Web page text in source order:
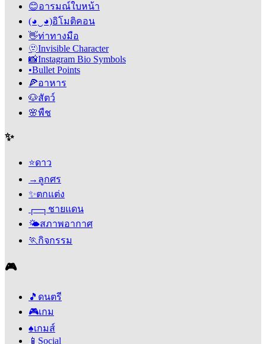
😊อารมณ์ใบหน้า
(◕‿◕)อิโมติคอน
👋ท่าทางมือ
🫥Invisible Character
📸Instagram Bio Symbols
•Bullet Points
🍕อาหาร
🐶สัตว์
🌸พืช
✨
⭐ดาว
→ ลูกศร
✨ตกแต่ง
┌─┐ ชายแดน
🌤️สภาพอากาศ
🏃 กิจกรรม
🎮
🎵 ดนตรี
🎮เกม
♠️เกมส์
📱 Social